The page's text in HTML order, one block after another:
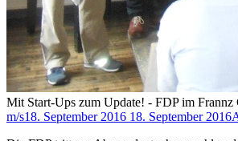
Mit Start-Ups zum Update! - FDP im
m/s18. September 2016 18. September 2016